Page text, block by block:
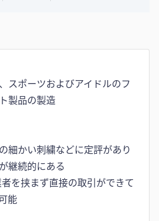
スポーツおよびアイドルのフ
製品の製造
細かい刺繍などに定評があり
継続的にある
を挟まず直接の取引ができて
能